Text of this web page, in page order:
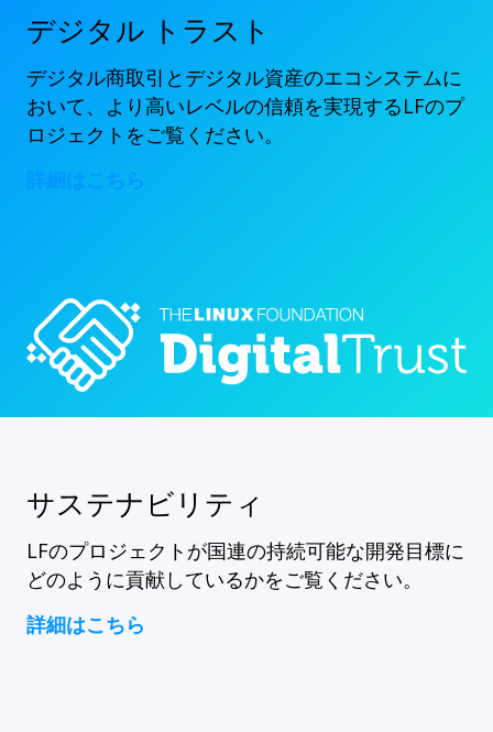
デジタル トラスト
デジタル商取引とデジタル資産のエコシステムに
おいて、より高いレベルの信頼を実現するLFのプ
ロジェクトをご覧ください。
詳細はこちら
サステナビリティ
LFのプロジェクトが国連の持続可能な開発目標に
どのように貢献しているかをご覧ください。
詳細はこちら